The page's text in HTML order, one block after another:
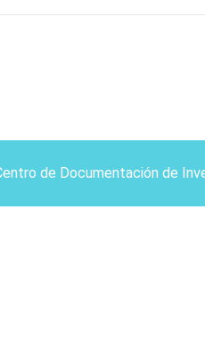
de Documentación de